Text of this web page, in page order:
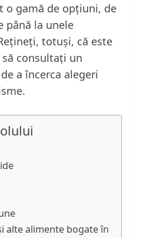
o gamă de opțiuni, de
până la unele
totuși, că este
consultați un
a încerca alegeri
alte alimente bogate în